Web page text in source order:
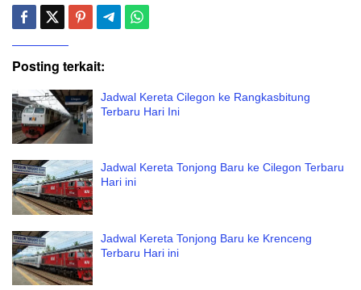
Posting terkait:
Jadwal Kereta Cilegon ke Rangkasbitung
Terbaru Hari Ini
Jadwal Kereta Tonjong Baru ke Cilegon Terbaru
Hari ini
Jadwal Kereta Tonjong Baru ke Krenceng
Terbaru Hari ini